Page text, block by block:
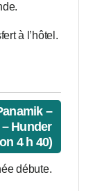
à l’hôtel.
–
Hunder
4 h 40)
débute.